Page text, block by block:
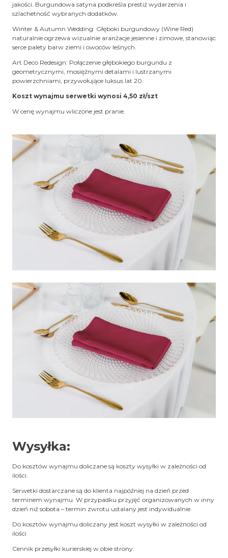
jakości. Burgundowa satyna podkreśla prestiż wydarzenia i
szlachetność wybranych dodatków.
Winter & Autumn Wedding: Głęboki burgundowy (Wine Red)
naturalnie ogrzewa wizualnie aranżacje jesienne i zimowe, stanowiąc
serce palety barw ziemi i owoców leśnych.
Art Deco Redesign: Połączenie głębokiego burgundu z
geometrycznymi, mosiężnymi detalami i lustrzanymi
powierzchniami, przywołujące luksus lat 20.
Koszt wynajmu serwetki wynosi 4,50 zł/szt
W cenę wynajmu wliczone jest pranie.
Wysyłka:
Do kosztów wynajmu doliczane są koszty wysyłki w zależności od
ilości.
Serwetki dostarczane są do klienta najpóźniej na dzień przed
terminem wynajmu. W przypadku przyjęć organizowanych w inny
dzień niż sobota – termin zwrotu ustalany jest indywidualnie.
Do kosztów wynajmu doliczany jest koszt wysyłki w zależności od
ilości
Cennik przesyłki kurierskiej w obie strony: